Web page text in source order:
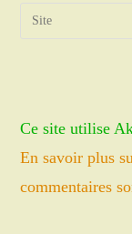
address
Saisir
(facultatif)
Ce site utilise
En savoir plus
commentaires